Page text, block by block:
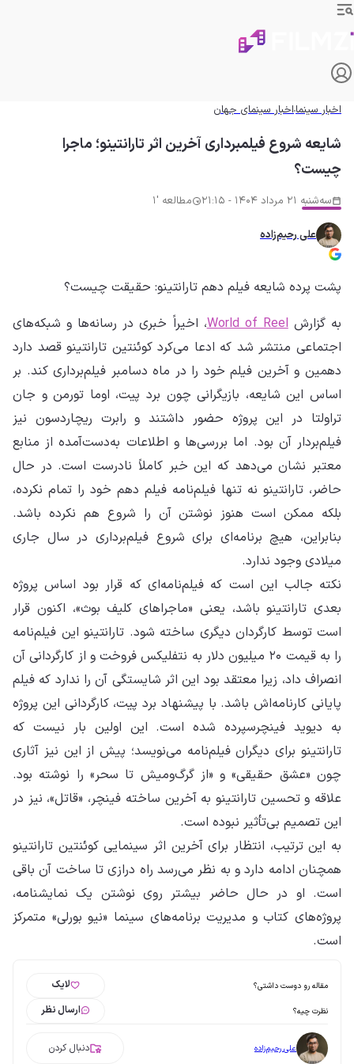
اخبار سینمااخبار سینمای جهان
شایعه شروع فیلمبرداری آخرین اثر تارانتینو؛ ماجرا
چیست؟
سه‌شنبه 21 مرداد 1404 - 21:15 مطالعه '1
علی رحیم‌زاده
پشت پرده شایعه فیلم دهم تارانتینو: حقیقت چیست؟
به گزارشWorld of Reel، اخیراً خبری در رسانه‌ها و شبکه‌های
اجتماعی منتشر شد که ادعا می‌کرد کوئنتین تارانتینو قصد دارد
دهمین و آخرین فیلم خود را در ماه دسامبر فیلم‌برداری کند. بر
اساس این شایعه، بازیگرانی چون برد پیت، اوما تورمن و جان
تراولتا در این پروژه حضور داشتند و رابرت ریچاردسون نیز
فیلم‌بردار آن بود. اما بررسی‌ها و اطلاعات به‌دست‌آمده از منابع
معتبر نشان می‌دهد که این خبر کاملاً نادرست است. در حال
حاضر، تارانتینو نه تنها فیلم‌نامه فیلم دهم خود را تمام نکرده،
بلکه ممکن است هنوز نوشتن آن را شروع هم نکرده باشد.
بنابراین، هیچ برنامه‌ای برای شروع فیلم‌برداری در سال جاری
میلادی وجود ندارد.
نکته جالب این است که فیلم‌نامه‌ای که قرار بود اساس پروژه
بعدی تارانتینو باشد، یعنی «ماجراهای کلیف بوث»، اکنون قرار
است توسط کارگردان دیگری ساخته شود. تارانتینو این فیلم‌نامه
را به قیمت ۲۰ میلیون دلار به نتفلیکس فروخت و از کارگردانی آن
انصراف داد، زیرا معتقد بود این اثر شایستگی آن را ندارد که فیلم
پایانی کارنامه‌اش باشد. با پیشنهاد برد پیت، کارگردانی این پروژه
به دیوید فینچرسپرده شده است. این اولین بار نیست که
تارانتینو برای دیگران فیلم‌نامه می‌نویسد؛ پیش از این نیز آثاری
چون «عشق حقیقی» و «از گرگ‌ومیش تا سحر» را نوشته بود.
علاقه و تحسین تارانتینو به آخرین ساخته فینچر، «قاتل»، نیز در
این تصمیم بی‌تأثیر نبوده است.
به این ترتیب، انتظار برای آخرین اثر سینمایی کوئنتین تارانتینو
همچنان ادامه دارد و به نظر می‌رسد راه درازی تا ساخت آن باقی
است. او در حال حاضر بیشتر روی نوشتن یک نمایشنامه،
پروژه‌های کتاب و مدیریت برنامه‌های سینما «نیو بورلی» متمرکز
است.
مقاله رو دوست داشتی؟ لایک
نظرت چیه؟ ارسال نظر
علی رحیم‌زاده دنبال کردن